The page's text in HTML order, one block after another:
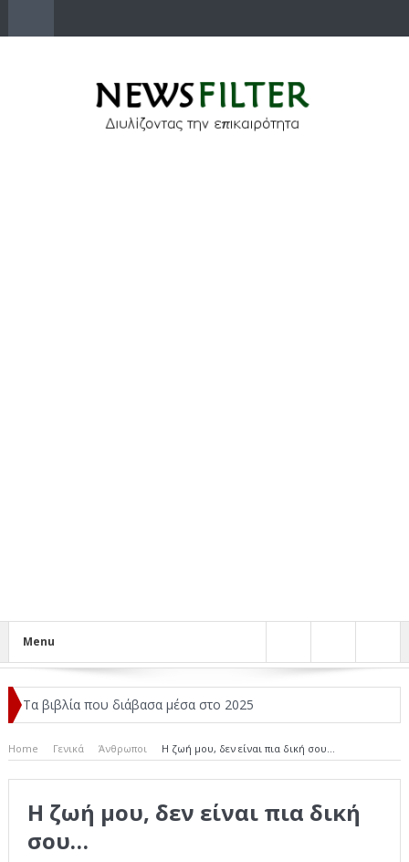
Menu
Τα βιβλία που διάβασα μέσα στο 2025
Σπιρτόκουτο: η απόλυτη αντισυμβατική καλοκαιρινή ταινία
Το Top 5 της εβδομάδας #517
Home Γενικά Άνθρωποι Η ζωή μου, δεν είναι πια δική σου…
Η ζωή μου, δεν είναι πια δική
σου…